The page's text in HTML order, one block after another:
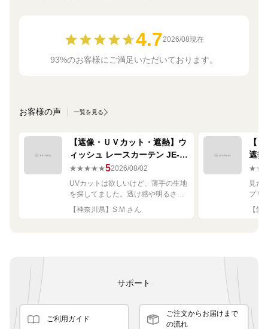
4.72026/08現在
93%のお客様にご満足いただいております。
お客様の声 一覧を見る
【遮像・ＵＶカット・遮熱】ウ
ィッシュ レースカーテン JE-
67249R シルバー
★★★★★52026/08/02
UVカットは欲しいけど、薄手の生地
を探してました。透け感や明るさも
ちょうど良く思った通りで満足で
す。
【神奈川県】S.M さん
【
遮熱
ー
見た
プリ
れい
【愛
サポート
ご利用ガイド
ご注文からお届けまで
の流れ